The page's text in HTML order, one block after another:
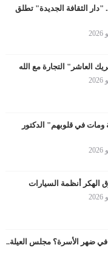
"دار الثقافة الجديدة" تطلق
العاشر" التجارة مع الله
في قلوبهم" الدكتور
الهكر أنظمة السيارات
ضهر الأسرة؟ مجلس العيلة..